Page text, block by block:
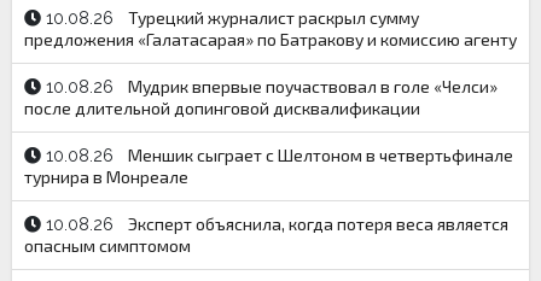
10.08.26
Турецкий журналист раскрыл сумму
предложения «Галатасарая» по Батракову и комиссию агенту
10.08.26
Мудрик впервые поучаствовал в голе «Челси»
после длительной допинговой дисквалификации
10.08.26
Меншик сыграет с Шелтоном в четвертьфинале
турнира в Монреале
10.08.26
Эксперт объяснила, когда потеря веса является
опасным симптомом